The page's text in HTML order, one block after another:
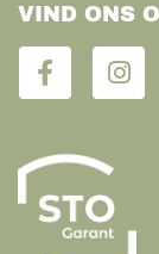
VIND ONS